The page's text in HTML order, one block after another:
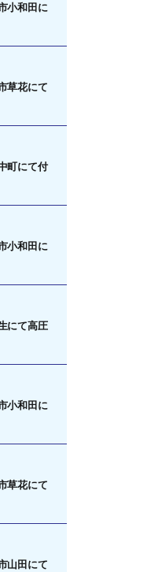
小和田に
草花にて
町にて付
小和田に
にて高圧
小和田に
草花にて
山田にて